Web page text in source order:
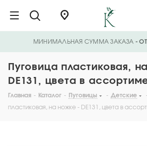
МИНИМАЛЬНАЯ СУММА ЗАКАЗА -
Пуговица пластиковая,
DE131, цвета в
Главная - Каталог - Пуговицы - Детские
пластиковая, на ножке - DE131, цвета в